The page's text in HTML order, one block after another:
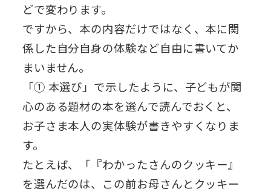
どで変わります。
ですから、本の内容だけではなく、本に関
係した自分自身の体験など自由に書いてか
まいません。
「① 本選び」で示したように、子どもが関
心のある題材の本を選んで読んでおくと、
お子さま本人の実体験が書きやすくなりま
す。
たとえば、「『わかったさんのクッキー』
を選んだのは、この前お母さんとクッキー